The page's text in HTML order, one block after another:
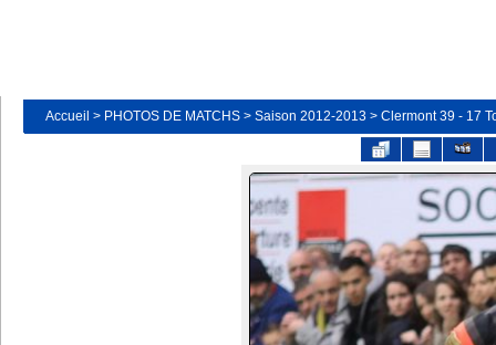
Accueil > PHOTOS DE MATCHS > Saison 2012-2013 > Clermont 39 - 17